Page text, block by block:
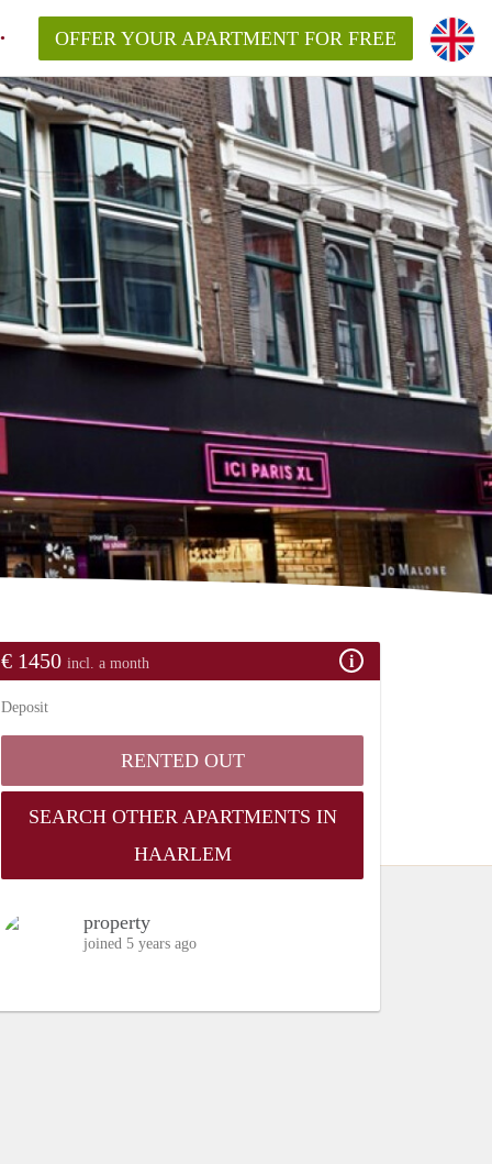
OFFER YOUR APARTMENT FOR FREE
€ 1450 incl. a month
Deposit
RENTED OUT
SEARCH OTHER APARTMENTS IN
HAARLEM
property
joined 5 years ago